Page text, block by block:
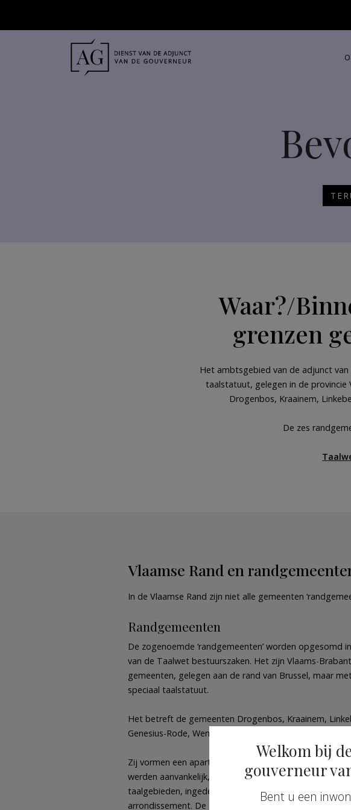
Waar?/
grenzen
Het ambtsgebied van de adjunct
taalstatuut, gelegen in de provincie
Drogenbos, Kraainem,
De zes
Vlaamse Rand en
In de Vlaamse Rand zijn niet alle gemeenten
Randgemeenten
De zogenoemde ‘randgemeenten’ worden opgesomd
van de Taalwet bestuurszaken. Het zijn Vlaams-
gemeenten, gelegen aan de rand van Brussel, maar
speciaal taalstatuut.
Het betreft de gemeenten Drogenbos, Kraainem,
Genesius-Rode, Wemmel en Wezembeek-Oppem.
Zij vormen een aparte groep binnen de
werden aanvankelijk, bij de definitieve vastlegging van
taalgebieden, ingedeeld in een afzonderlijk administratief
arrondissement. De toenmalige (unitaire) provincie
Welkom bij
gouverneur
Bent u een